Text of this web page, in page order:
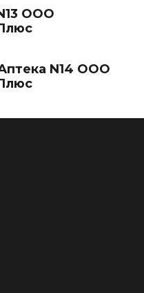
ООО
N14 ООО